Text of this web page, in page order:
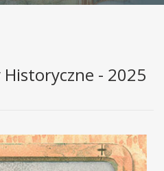
Historyczne - 2025